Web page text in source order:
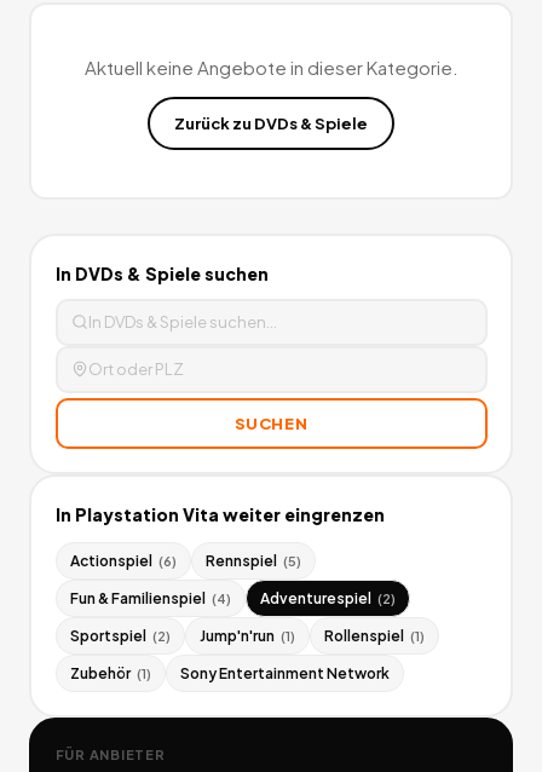
Aktuell keine Angebote in dieser Kategorie.
Zurück zu DVDs & Spiele
In DVDs & Spielesuchen
SUCHEN
In Playstation Vita weiter eingrenzen
Actionspiel (6) Rennspiel (5)
Fun & Familienspiel (4) Adventurespiel (2)
Sportspiel (2) Jump'n'run (1) Rollenspiel (1)
Zubehör (1) Sony Entertainment Network
FÜR ANBIETER